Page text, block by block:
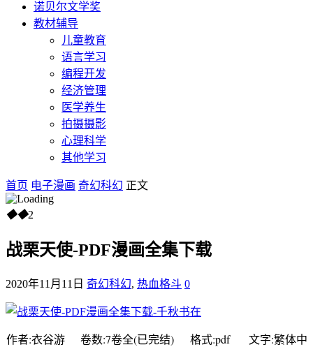
诺贝尔文学奖
教材辅导
儿童教育
语言学习
编程开发
经济管理
医学养生
拍摄摄影
心理科学
其他学习
首页 电子漫画 奇幻科幻 正文
◆◆2
战栗天使-PDF漫画全集下载
2020年11月11日 奇幻科幻, 热血格斗 0
作者:衣谷游 卷数:7卷全(已完结) 格式:pdf 文字:繁体中